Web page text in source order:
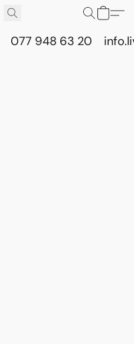
077 948 63 20